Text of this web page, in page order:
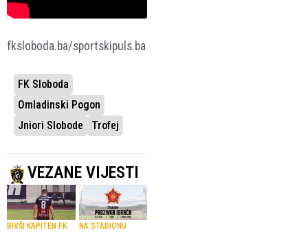
fksloboda.ba/sportskipuls.ba
FK Sloboda
Omladinski Pogon
Jniori Slobode
Trofej
VEZANE VIJESTI
BIVŠI KAPITEN FK
NA STADIONU